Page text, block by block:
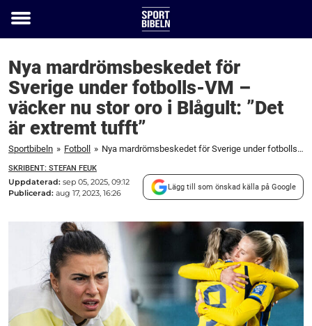
Toggle
Nya mardrömsbeskedet för
Sverige under fotbolls-VM –
väcker nu stor oro i Blågult: ”Det
är extremt tufft”
Sportbibeln » Fotboll » Nya mardrömsbeskedet för Sverige under fotbolls-VM – väcker nu stor oro i Blågult: "Det är extremt tufft"
SKRIBENT: STEFAN FEUK
Uppdaterad: sep 05, 2025, 09:12
Publicerad: aug 17, 2023, 16:26
Lägg till som önskad källa på Google